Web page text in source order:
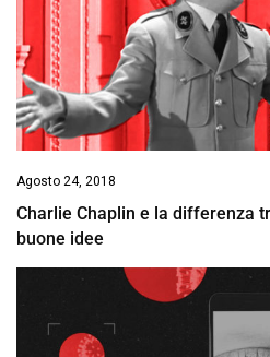
Agosto 24, 2018
Charlie Chaplin e la differenza
buone idee